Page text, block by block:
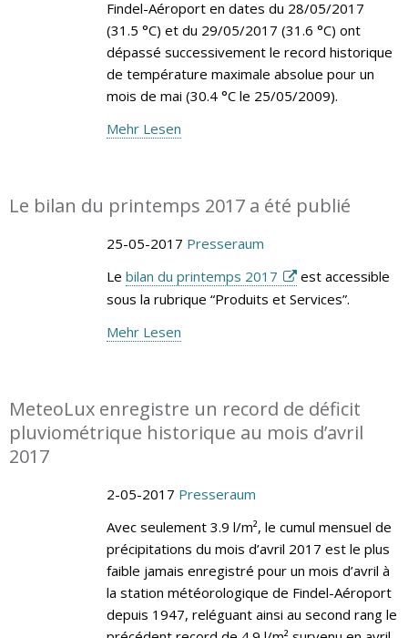
Findel-Aéroport en dates du 28/05/2017
(31.5 °C) et du 29/05/2017 (31.6 °C) ont
dépassé successivement le record historique
de température maximale absolue pour un
mois de mai (30.4 °C le 25/05/2009).
Mehr Lesen
Le bilan du printemps 2017 a été publié
25-05-2017 Presseraum
Le bilan du printemps 2017
est accessible
sous la rubrique “Produits et Services”.
Mehr Lesen
MeteoLux enregistre un record de déficit
pluviométrique historique au mois d’avril
2017
2-05-2017 Presseraum
Avec seulement 3.9 l/m², le cumul mensuel de
précipitations du mois d’avril 2017 est le plus
faible jamais enregistré pour un mois d’avril à
la station météorologique de Findel-Aéroport
depuis 1947, reléguant ainsi au second rang le